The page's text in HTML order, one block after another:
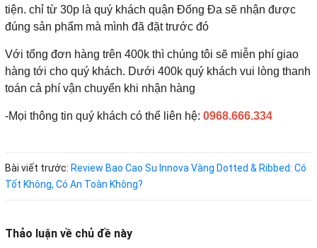
tiện. chỉ từ 30p là quý khách quận Đống Đa sẽ nhận được
đúng sản phẩm mà mình đã đặt trước đó
Với tổng đơn hàng trên 400k thì chúng tôi sẽ miễn phí giao
hàng tới cho quý khách. Dưới 400k quý khách vui lòng thanh
toán cả phí vận chuyển khi nhận hàng
-Mọi thông tin quý khách có thể liên hệ: 0968.666.334
Bài viết trước: Review Bao Cao Su Innova Vàng Dotted & Ribbed: Có
Tốt Không, Có An Toàn Không?
Thảo luận về chủ đề này